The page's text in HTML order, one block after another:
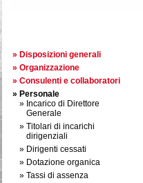
Disposizioni generali
Organizzazione
Consulenti e collaboratori
Personale
Incarico di Direttore
Generale
Titolari di incarichi
dirigenziali
Dirigenti cessati
Dotazione organica
Tassi di assenza